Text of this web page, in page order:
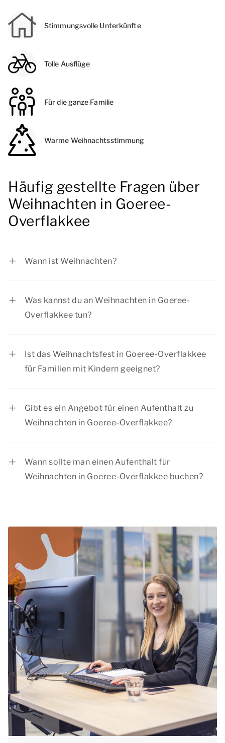
Stimmungsvolle Unterkünfte
Tolle Ausflüge
Für die ganze Familie
Warme Weihnachtsstimmung
Häufig gestellte Fragen über
Weihnachten in Goeree-
Overflakkee
Wann ist Weihnachten?
Was kannst du an Weihnachten in Goeree-
Overflakkee tun?
Ist das Weihnachtsfest in Goeree-Overflakkee
für Familien mit Kindern geeignet?
Gibt es ein Angebot für einen Aufenthalt zu
Weihnachten in Goeree-Overflakkee?
Wann sollte man einen Aufenthalt für
Weihnachten in Goeree-Overflakkee buchen?
Aufenthalt bei Weihnachten in Goeree-
Overflakkee rechtzeitig zu buchen, um
sicherzustellen, dass Sie die gewünschte
Unterkunft erhalten.